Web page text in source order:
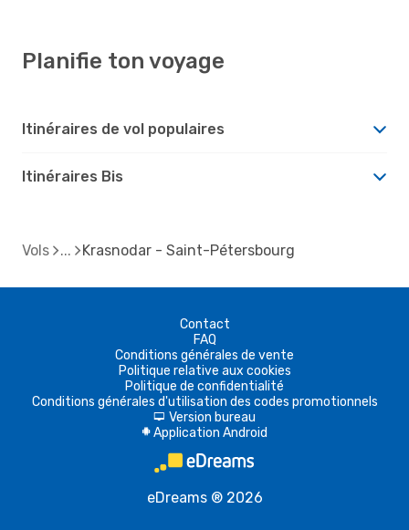
Planifie ton voyage
Itinéraires de vol populaires
Itinéraires Bis
Vols Krasnodar - Saint-Pétersbourg
Contact
FAQ
Conditions générales de vente
Politique relative aux cookies
Politique de confidentialité
Conditions générales d'utilisation des codes promotionnels
d Version bureau
A Application Android
eDreams ® 2026